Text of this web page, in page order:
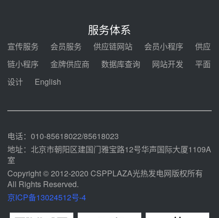
锅中标格尔木项目蒸汽发生系统
甘肃建投安装公司赴京洽谈，深化
瓜州、博州光热项目战略合作
发！明确推动光热发电规模化发展
服务体系
宣传服务 会员服务 供应链网站 会员小程序
供应
链小程序
金牌供应商 数据库查询 网站开发
平面
设计
English
电话：010-85618022/85618023
地址：北京市朝阳区建国门雅宝路12号华声国际大厦1109A
室
Copyright © 2012-2020 CSPPLAZA光热发电网版权所有
All Rights Reserved.
京ICP备13024512号-4